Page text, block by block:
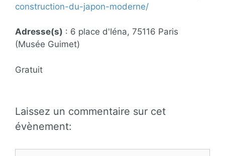
construction-du-japon-moderne/
Adresse(s) : 6 place d'Iéna, 75116 Paris
(Musée Guimet)
Gratuit
Laissez un commentaire sur cet
évènement: